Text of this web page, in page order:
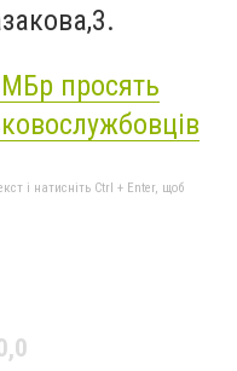
просять
і натисніть Ctrl + Enter, щоб